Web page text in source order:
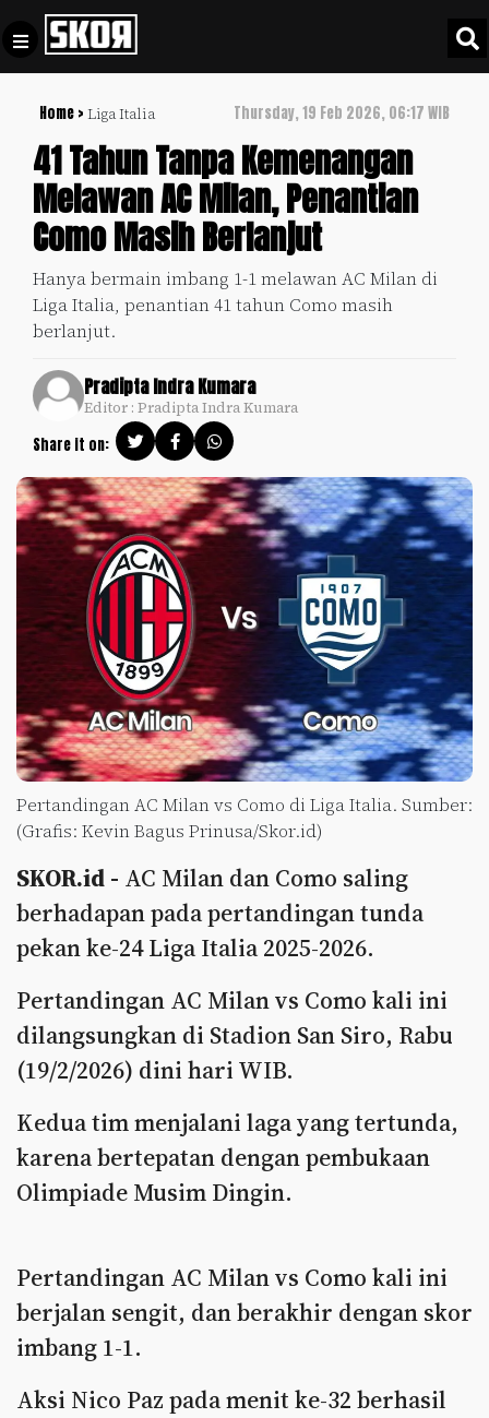
Home > Liga Italia Thursday, 19 Feb 2026, 06:17 WIB
41 Tahun Tanpa Kemenangan
Melawan AC Milan, Penantian
Como Masih Berlanjut
Hanya bermain imbang 1-1 melawan AC Milan di
Liga Italia, penantian 41 tahun Como masih
berlanjut.
Pradipta Indra Kumara
Editor : Pradipta Indra Kumara
Share it on:
Pertandingan AC Milan vs Como di Liga Italia. Sumber:
(Grafis: Kevin Bagus Prinusa/Skor.id)
SKOR.id - AC Milan dan Como saling
berhadapan pada pertandingan tunda
pekan ke-24 Liga Italia 2025-2026.
Pertandingan AC Milan vs Como kali ini
dilangsungkan di Stadion San Siro, Rabu
(19/2/2026) dini hari WIB.
Kedua tim menjalani laga yang tertunda,
karena bertepatan dengan pembukaan
Olimpiade Musim Dingin.
Pertandingan AC Milan vs Como kali ini
berjalan sengit, dan berakhir dengan skor
imbang 1-1.
Aksi Nico Paz pada menit ke-32 berhasil
Football +
Culture +
Update
+
Timnas
Indonesia
SKOR
SPECIAL
Video
Policy
Pedoman
Pemberitaan
Media
Siber
Disclaimer
Kami